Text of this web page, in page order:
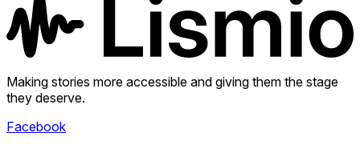
Making stories more accessible and giving them the stage
they deserve.
Facebook